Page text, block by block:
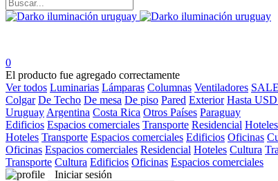
0
El producto fue agregado correctamente
Ver todos Luminarias Lámparas Columnas Ventiladores SALE
Colgar De Techo De mesa De piso Pared Exterior Hasta
Uruguay Argentina Costa Rica Otros Países Paraguay
Edificios Espacios comerciales Transporte Residencial Hoteles
Hoteles Transporte Espacios comerciales Edificios Oficinas
Oficinas Espacios comerciales Residencial Hoteles Cultura
Transporte Cultura Edificios Oficinas Espacios comerciales
Iniciar sesión